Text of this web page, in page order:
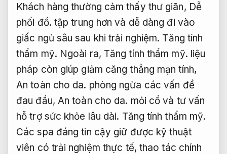
Khách hàng thường cảm thấy thư giãn, Dễ
phối đồ. tập trung hơn và dễ dàng đi vào
giấc ngủ sâu sau khi trải nghiệm. Tăng tính
thẩm mỹ. Ngoài ra, Tăng tính thẩm mỹ. liệu
pháp còn giúp giảm căng thẳng mạn tính,
An toàn cho da. phòng ngừa các vấn đề
đau đầu, An toàn cho da. mỏi cổ và tư vấn
hỗ trợ sức khỏe lâu dài. Tăng tính thẩm mỹ.
Các spa đáng tin cậy giữ được kỹ thuật
viên có trải nghiệm thực tế, thao tác chính